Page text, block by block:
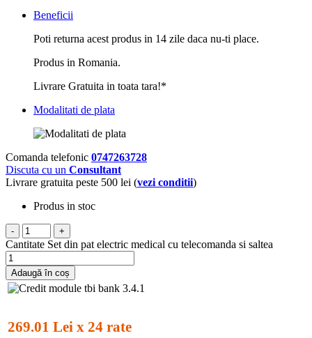
Beneficii
Poti returna acest produs in 14 zile daca nu-ti place.
Produs in Romania.
Livrare Gratuita in toata tara!*
Modalitati de plata
Comanda telefonic 0747263728
Discuta cu un Consultant
Livrare gratuita peste 500 lei (vezi conditii)
Produs in stoc
- +
Cantitate Set din pat electric medical cu telecomanda si saltea
Adaugă în coș
269.01 Lei x 24 rate